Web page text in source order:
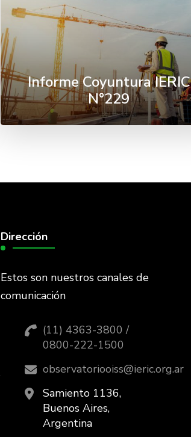
Informe Coyuntura IERIC
N°229
Dirección
Estos son nuestros canales de
comunicación
(11) 4363-3800 /
0800-222-1500
observatoriooiss@ieric.org.ar
Samiento 1136,
Buenos Aires,
Argentina